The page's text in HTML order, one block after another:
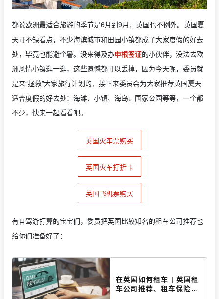
都说欧洲最适合旅游的季节是6月到9月，英国也不例外。英国夏
天可不缺看点，不少海滨城市和田园小镇都成了大家度假的好去
处，毕竟也能避个暑。没来得及办申根签证的小伙伴，没法去欧
洲风情小镇逛一逛，这些遗憾都可以丢掉，因为今天呢，委员就
是来“拯救”大家旅行计划的，接下来委员会为大家推荐英国夏天
适合度假的好去处：海滩、小镇、海岛、国家公园等等，一个都
不少，快来一起看看吧。
英国火车票购买
英国火车打折卡
英国飞机票购买
有自驾游打算的宝宝们，委员把英国比较知名的租车公司推荐也
给你们准备好了：
在英国如何租车 | 英国租
车公司推荐、租车保险、